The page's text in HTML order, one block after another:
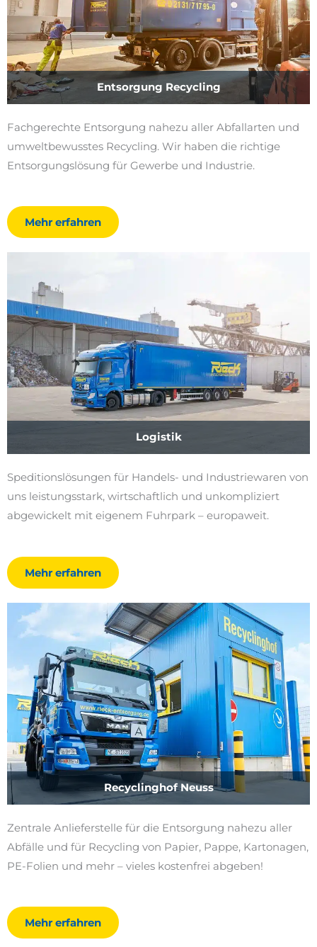
Entsorgung Recycling
Fachgerechte Entsorgung nahezu aller Abfallarten und
umweltbewusstes Recycling. Wir haben die richtige
Entsorgungslösung für Gewerbe und Industrie.
Mehr erfahren
Logistik
Speditionslösungen für Handels- und Industriewaren von
uns leistungsstark, wirtschaftlich und unkompliziert
abgewickelt ­mit eigenem Fuhrpark – europaweit.
Mehr erfahren
Recyclinghof Neuss
Zentrale Anlieferstelle für die Entsorgung nahezu aller
Abfälle und für Recycling von Papier, Pappe, Kartonagen,
PE-Folien und mehr – vieles kostenfrei abgeben!
Mehr erfahren